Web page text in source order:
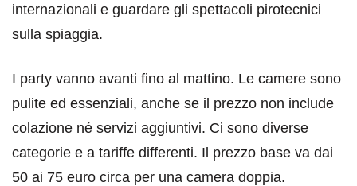
internazionali e guardare gli spettacoli pirotecnici
sulla spiaggia.
I party vanno avanti fino al mattino. Le camere sono
pulite ed essenziali, anche se il prezzo non include
colazione né servizi aggiuntivi. Ci sono diverse
categorie e a tariffe differenti. Il prezzo base va dai
50 ai 75 euro circa per una camera doppia.